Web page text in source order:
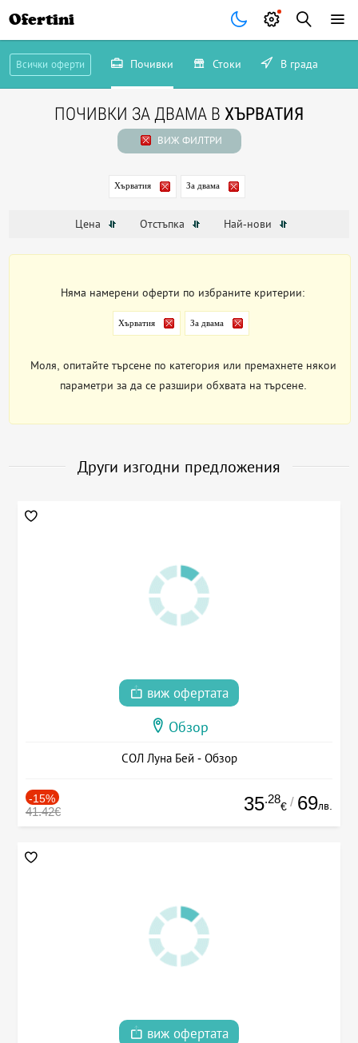
Ofertini
Всички оферти Почивки Стоки В града
ПОЧИВКИ ЗА ДВАМА В ХЪРВАТИЯ
ВИЖ ФИЛТРИ
Хърватия За двама
Цена Отстъпка Най-нови
Няма намерени оферти по избраните критерии:
Хърватия За двама
Моля, опитайте търсене по категория или премахнете някои
параметри за да се разшири обхвата на търсене.
Други изгодни предложения
виж офертата
Обзор
СОЛ Луна Бей - Обзор
-15%
41.42€ 35.28
€ / 69лв.
виж офертата